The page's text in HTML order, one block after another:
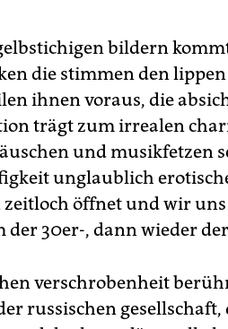
bildern
die stimmen den
ihnen voraus, die
trägt zum irrealen
und musikfetzen
unglaublich
zeitloch öffnet und wir
der 30er-, dann wieder
verschrobenheit
russischen gesellschaft,